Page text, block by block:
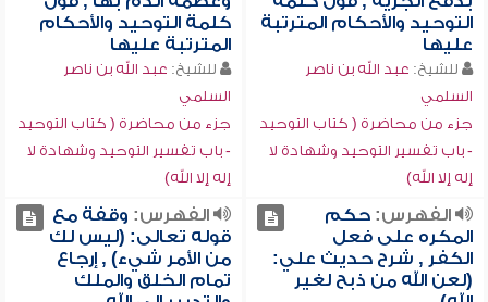
التوحيد والأحكام المترتبة
عليها
للشيخ: عبد الله بن ناصر
السلمي
جزء من محاضرة ( كتاب التوحيد
- باب تفسير التوحيد وشهادة لا
إله إلا الله)
كلمة التوحيد والأحكام
المترتبة عليها
للشيخ: عبد الله بن ناصر
السلمي
جزء من محاضرة ( كتاب التوحيد
- باب تفسير التوحيد وشهادة لا
إله إلا الله)
الفهرس:حكم
المكره على فعل
الكفر , شرح حديث علي:
(لعن الله من ذبح لغير
الفهرس: وقفة مع
قوله تعالى: (ليس لك
من الأمر شيء) , إرجاع
تمام الخلق والملك